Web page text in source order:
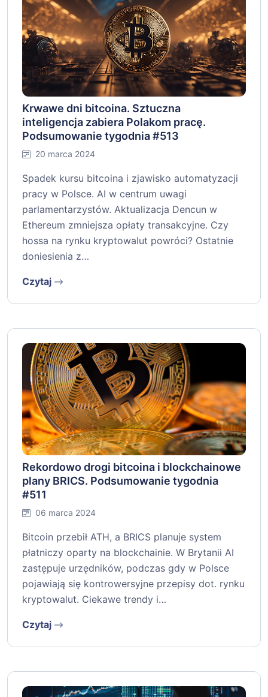
Krwawe dni bitcoina. Sztuczna
inteligencja zabiera Polakom pracę.
Podsumowanie tygodnia #513
20 marca 2024
Spadek kursu bitcoina i zjawisko automatyzacji
pracy w Polsce. AI w centrum uwagi
parlamentarzystów. Aktualizacja Dencun w
Ethereum zmniejsza opłaty transakcyjne. Czy
hossa na rynku kryptowalut powróci? Ostatnie
doniesienia z…
Czytaj
Rekordowo drogi bitcoina i blockchainowe
plany BRICS. Podsumowanie tygodnia
#511
06 marca 2024
Bitcoin przebił ATH, a BRICS planuje system
płatniczy oparty na blockchainie. W Brytanii AI
zastępuje urzędników, podczas gdy w Polsce
pojawiają się kontrowersyjne przepisy dot. rynku
kryptowalut. Ciekawe trendy i…
Czytaj